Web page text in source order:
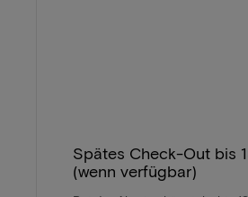
Spätes Check-Out bis
(wenn verfügbar)